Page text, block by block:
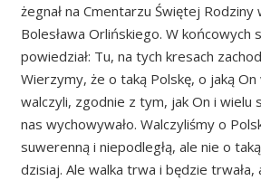
żegnał na Cmentarzu Świętej Rodziny
Bolesława Orlińskiego. W końcowych
powiedział: Tu, na tych kresach
Wierzymy, że o taką Polskę, o jaką On
walczyli, zgodnie z tym, jak On i wielu
nas wychowywało. Walczyliśmy o
suwerenną i niepodległą, ale nie o
dzisiaj. Ale walka trwa i będzie trwała,